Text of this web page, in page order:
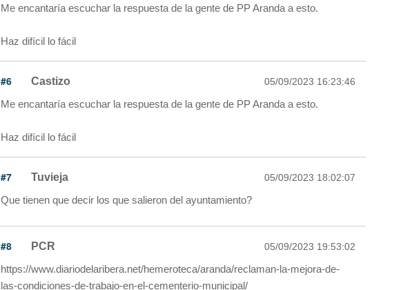
Me encantaría escuchar la respuesta de la gente de PP Aranda a esto.
Haz difícil lo fácil
#6 Castizo 05/09/2023 16:23:46
Me encantaría escuchar la respuesta de la gente de PP Aranda a esto.
Haz difícil lo fácil
#7 Tuvieja 05/09/2023 18:02:07
Que tienen que decir los que salieron del ayuntamiento?
#8 PCR 05/09/2023 19:53:02
https://www.diariodelaribera.net/hemeroteca/aranda/reclaman-la-mejora-de-
las-condiciones-de-trabajo-en-el-cementerio-municipal/